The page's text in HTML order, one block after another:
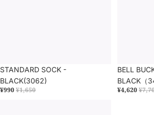
セール
STANDARD SOCK -
BLACK(3062)
¥990¥1,650
セール
BELL
BLACK（
¥4,620